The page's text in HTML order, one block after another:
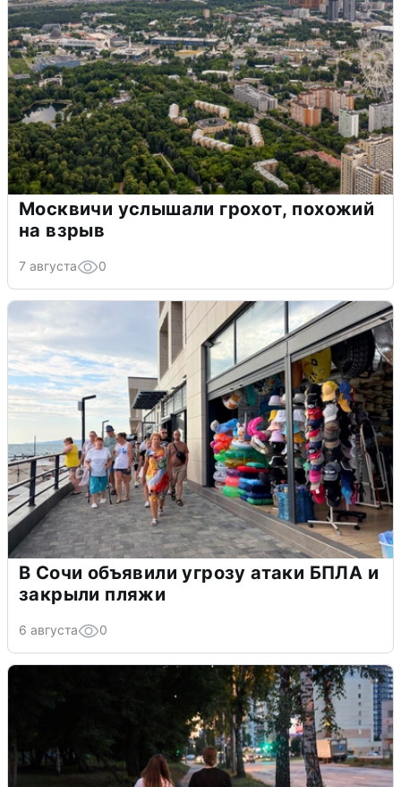
Москвичи услышали грохот, похожий
на взрыв
7 августа 0
В Сочи объявили угрозу атаки БПЛА и
закрыли пляжи
6 августа 0